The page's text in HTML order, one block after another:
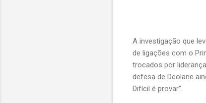
A investigação que
de ligações com o
trocados por
defesa de Deolane
Difícil é provar".